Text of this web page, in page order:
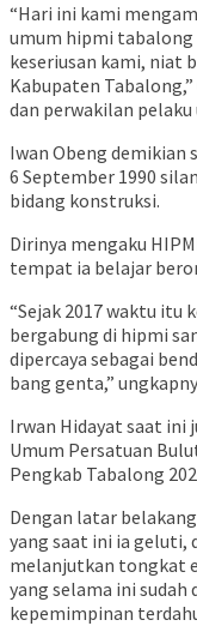
“Hari ini kami
umum hipmi tabalong
keseriusan kami, niat
Kabupaten
dan perwakilan pelaku
Iwan Obeng demikian
6 September 1990
bidang konstruksi.
Dirinya mengaku
tempat ia belajar
“Sejak 2017 waktu itu
bergabung di hipmi
dipercaya sebagai
bang genta,”
Irwan Hidayat saat ini
Umum Persatuan
Pengkab Tabalong
Dengan latar
yang saat ini ia geluti,
melanjutkan tongkat
yang selama ini sudah
kepemimpinan